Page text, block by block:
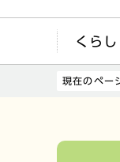
くら
現在のペー